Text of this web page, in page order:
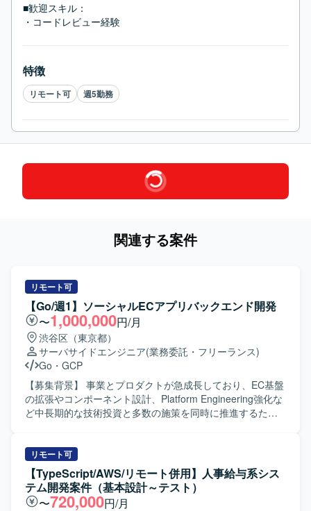
■歓迎スキル：
・コードレビュー経験
特徴
リモート可 週5勤務
関連する案件
リモート可
【Go/週1】ソーシャルECアプリバックエンド開発
〜1,000,000円/月
渋谷区（東京都）
サーバサイドエンジニア(業務委託・フリーランス)
Go ・ GCP
【募集背景】 事業とプロダクトが急成長しており、EC基盤
の拡張やコンポーネント設計、Platform Engineering強化な
ど中長期的な技術投資と多数の施策を同時に推進するた
Cloudを用いた発見型ソーシャルECアプリのサーバーサイ
ド開発全般を担当していただきます。1チーム4〜7名規模の
職能混合チームの一員として、要件定義、設計、実装、リ
リース、運用まで一気通貫で携わっていただきます。
リモート可
【TypeScript/AWS/リモート併用】人事給与系シス
テム開発案件（基本設計～テスト）
〜720,000円/月